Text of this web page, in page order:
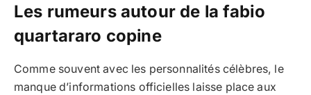
Les rumeurs autour de la fabio
quartararo copine
Comme souvent avec les personnalités célèbres, le
manque d’informations officielles laisse place aux